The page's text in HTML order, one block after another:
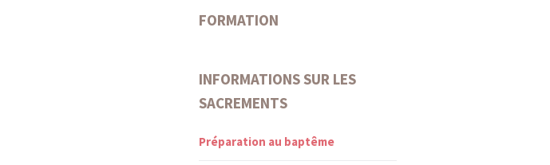
FORMATION
INFORMATIONS SUR LES
SACREMENTS
Préparation au baptême